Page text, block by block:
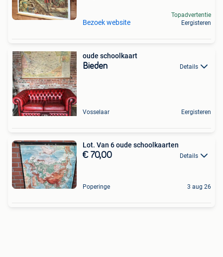
Bezoek website
Topadvertentie
Eergisteren
oude schoolkaart
Bieden Details
Vosselaar Eergisteren
Lot. Van 6 oude schoolkaarten
€ 70,00 Details
Poperinge 3 aug 26